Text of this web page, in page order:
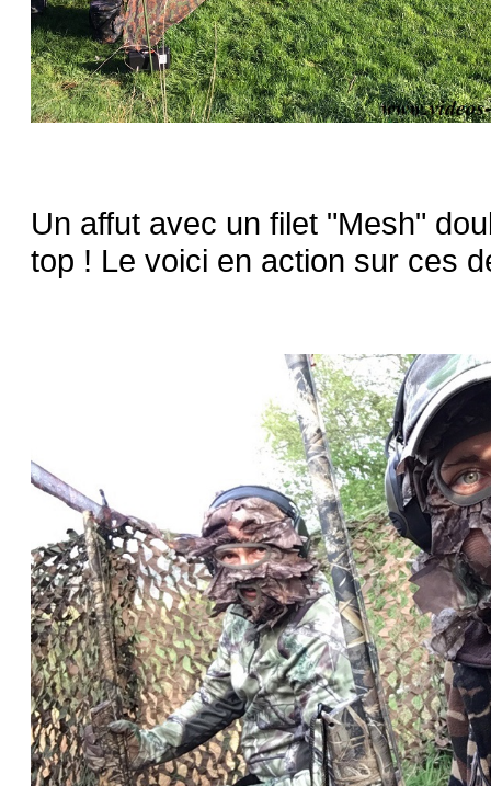
Un affut avec un filet "Mesh"
top ! Le voici en action sur ces